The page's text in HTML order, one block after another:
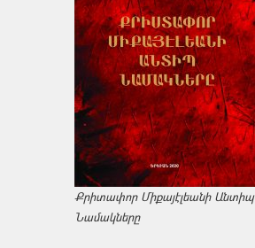
Քրիտափոր Միքայէլեանի Անտիպ
Նամակները